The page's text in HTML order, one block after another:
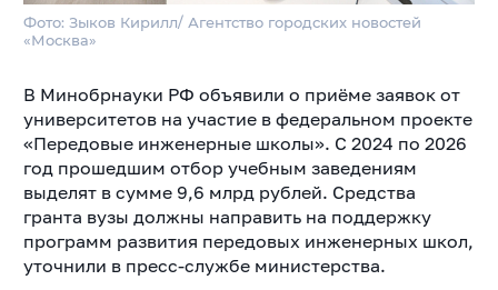
Фото: Зыков Кирилл/ Агентство городских новостей
«Москва»
В Минобрнауки РФ объявили о приёме заявок от
университетов на участие в федеральном проекте
«Передовые инженерные школы». С 2024 по 2026
год прошедшим отбор учебным заведениям
выделят в сумме 9,6 млрд рублей. Средства
гранта вузы должны направить на поддержку
программ развития передовых инженерных школ,
уточнили в пресс-службе министерства.